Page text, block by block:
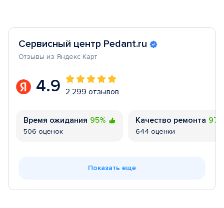
Сервисный центр Pedant.ru
Отзывы из Яндекс Карт
4.9 2 299 отзывов
Время ожидания 95%
506 оценок
Качество ремонта
644 оценки
Показать еще